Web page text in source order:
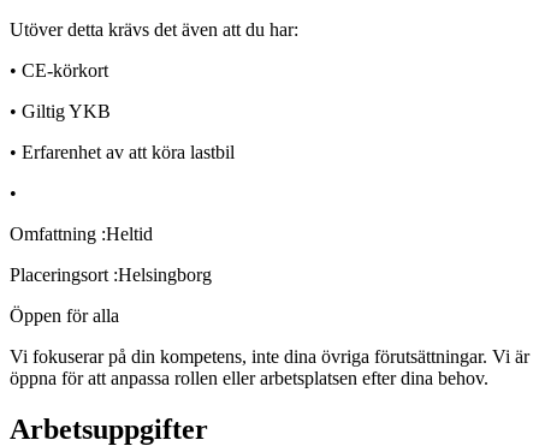
Utöver detta krävs det även att du har:
• CE-körkort
• Giltig YKB
• Erfarenhet av att köra lastbil
•
Omfattning :Heltid
Placeringsort :Helsingborg
Öppen för alla
Vi fokuserar på din kompetens, inte dina övriga förutsättningar. Vi är
öppna för att anpassa rollen eller arbetsplatsen efter dina behov.
Arbetsuppgifter